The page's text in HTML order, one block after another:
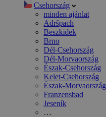
Csehország
minden ajánlat
Adršpach
Beszkidek
Brno
Dél-Csehország
Dél-Morvaország
Észak-Csehország
Kelet-Csehország
Észak-Morvaország
Franzensbad
Jeseník
…